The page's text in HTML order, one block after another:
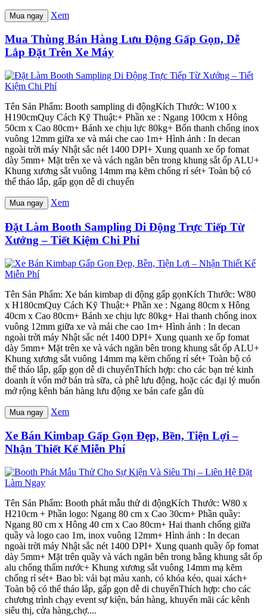
Mua ngay Xem
Mua Thùng Bán Hàng Lưu Động Gấp Gọn, Dễ
Lắp Đặt Trên Xe Máy
Tên Sản Phẩm: Booth sampling di độngKích Thước: W100 x
H190cmQuy Cách Kỹ Thuật:+ Phần xe : Ngang 100cm x Hông
50cm x Cao 80cm+ Bánh xe chịu lực 80kg+ Bốn thanh chống inox
vuông 12mm giữa xe và mái che cao 1m+ Hình ảnh : In decan
ngoài trời máy Nhật sắc nét 1400 DPI+ Xung quanh xe ốp fomat
dày 5mm+ Mặt trên xe và vách ngăn bên trong khung sắt ốp ALU+
Khung xương sắt vuông 14mm mạ kẽm chống rỉ sét+ Toàn bộ có
thể tháo lắp, gấp gọn dễ di chuyển
Mua ngay Xem
Đặt Làm Booth Sampling Di Động Trực Tiếp Từ
Xưởng – Tiết Kiệm Chi Phí
Tên Sản Phẩm: Xe bán kimbap di động gấp gọnKích Thước: W80
x H180cmQuy Cách Kỹ Thuật:+ Phần xe : Ngang 80cm x Hông
40cm x Cao 80cm+ Bánh xe chịu lực 80kg+ Hai thanh chống inox
vuông 12mm giữa xe và mái che cao 1m+ Hình ảnh : In decan
ngoài trời máy Nhật sắc nét 1400 DPI+ Xung quanh xe ốp fomat
dày 5mm+ Mặt trên xe và vách ngăn bên trong khung sắt ốp ALU+
Khung xương sắt vuông 14mm mạ kẽm chống rỉ sét+ Toàn bộ có
thể tháo lắp, gấp gọn dễ di chuyểnThích hợp: cho các bạn trẻ kinh
doanh ít vốn mở bán trà sữa, cà phê lưu động, hoặc các đại lý muốn
mở rộng kênh bán hàng lưu động xe bán cafe gắn dù
Mua ngay Xem
Xe Bán Kimbap Gấp Gọn Đẹp, Bền, Tiện Lợi –
Nhận Thiết Kế Miễn Phí
Tên Sản Phẩm: Booth phát mẫu thử di độngKích Thước: W80 x
H210cm + Phần logo: Ngang 80 cm x Cao 30cm+ Phần quầy:
Ngang 80 cm x Hông 40 cm x Cao 80cm+ Hai thanh chống giữa
quầy và logo cao 1m, inox vuông 12mm+ Hình ảnh : In decan
ngoài trời máy Nhật sắc nét 1400 DPI+ Xung quanh quầy ốp fomat
dày 5mm+ Mặt trên quầy và vách ngăn bên trong bằng khung sắt ốp
alu chống thấm nước+ Khung xương sắt vuông 14mm mạ kẽm
chống rỉ sét+ Bao bì: vải bạt màu xanh, có khóa kéo, quai xách+
Toàn bộ có thể tháo lắp, gấp gọn dễ di chuyểnThích hợp: cho các
chương trình chạy event sự kiện, bán hàng, khuyến mãi các kênh
siêu thị, cửa hàng,chợ....